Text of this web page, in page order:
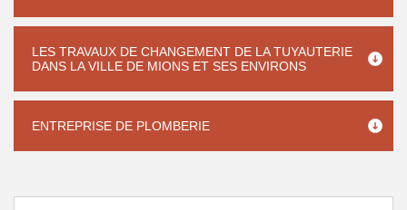
LES TRAVAUX DE CHANGEMENT DE LA TUYAUTERIE
DANS LA VILLE DE MIONS ET SES ENVIRONS
ENTREPRISE DE PLOMBERIE